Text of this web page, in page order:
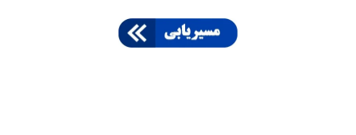
البته برای خرید انواع قهوه با قیمت عالی هستیم تا به